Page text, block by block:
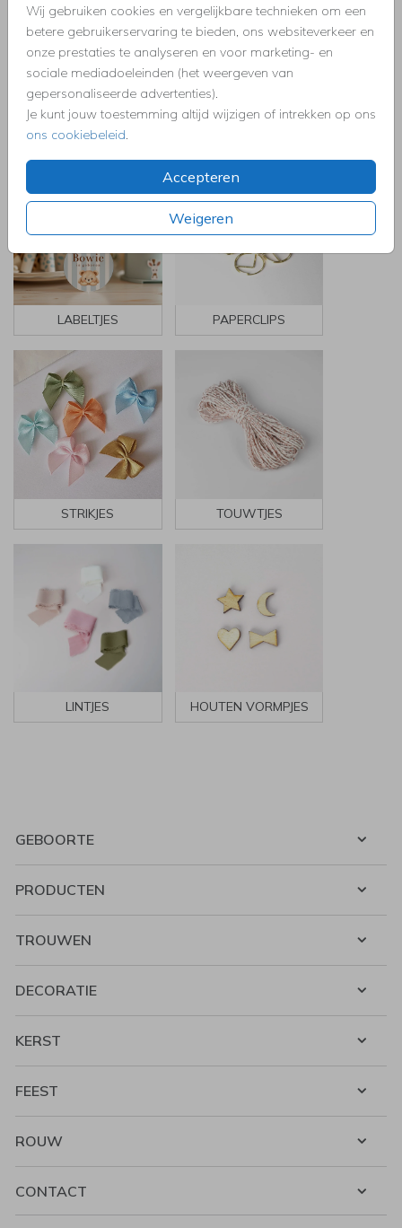
Wij gebruiken cookies en vergelijkbare technieken om een
betere gebruikerservaring te bieden, ons websiteverkeer en
onze prestaties te analyseren en voor marketing- en
sociale mediadoeleinden (het weergeven van
gepersonaliseerde advertenties).
Je kunt jouw toestemming altijd wijzigen of intrekken op ons
ons cookiebeleid
Accepteren
Weigeren
RAAMSTICKERS TEGELTJES
LABELTJES PAPERCLIPS
STRIKJES TOUWTJES
LINTJES HOUTEN VORMPJES
GEBOORTE
PRODUCTEN
TROUWEN
DECORATIE
KERST
FEEST
ROUW
CONTACT